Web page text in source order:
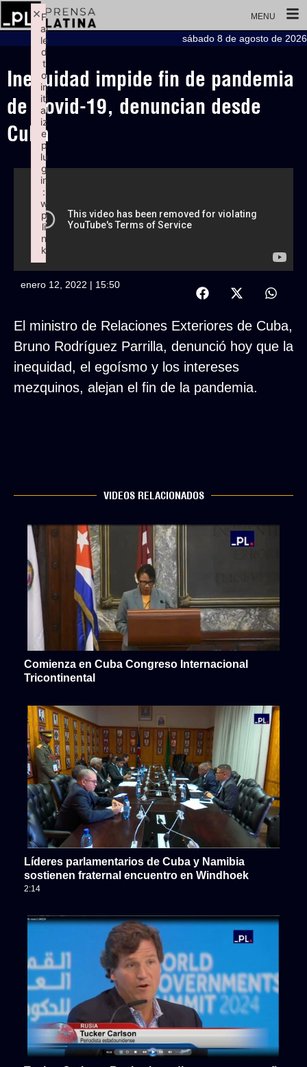
MENU
sábado 8 de agosto de 2026
Inequidad impide fin de pandemia
de Covid-19, denuncian desde
Cuba
enero 12, 2022 | 15:50
El ministro de Relaciones Exteriores de Cuba,
Bruno Rodríguez Parrilla, denunció hoy que la
inequidad, el egoísmo y los intereses
mezquinos, alejan el fin de la pandemia.
VIDEOS RELACIONADOS
Comienza en Cuba Congreso Internacional
Tricontinental
Líderes parlamentarios de Cuba y Namibia
sostienen fraternal encuentro en Windhoek
2:14
F
ai
le
d
t
o
in
iti
al
iz
e
p
lu
g
in
:
w
p
li
n
k
×
Failed to initialize plugin: wplink